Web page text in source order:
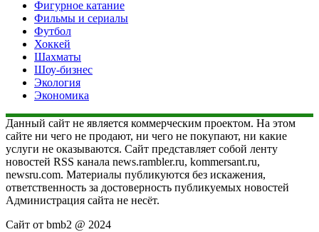
Фигурное катание
Фильмы и сериалы
Футбол
Хоккей
Шахматы
Шоу-бизнес
Экология
Экономика
Данный сайт не является коммерческим проектом. На этом
сайте ни чего не продают, ни чего не покупают, ни какие
услуги не оказываются. Сайт представляет собой ленту
новостей RSS канала news.rambler.ru, kommersant.ru,
newsru.com. Материалы публикуются без искажения,
ответственность за достоверность публикуемых новостей
Администрация сайта не несёт.
Сайт от bmb2 @ 2024